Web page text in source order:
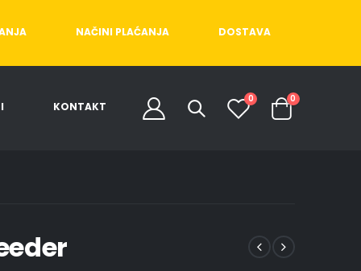
NAČINI PLAĆANJA DOSTAVA
KONTAKT
0 0